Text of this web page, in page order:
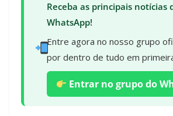
Receba as principais notícias
WhatsApp!
Entre agora no nosso grupo
por dentro de tudo em
Entrar no grupo do